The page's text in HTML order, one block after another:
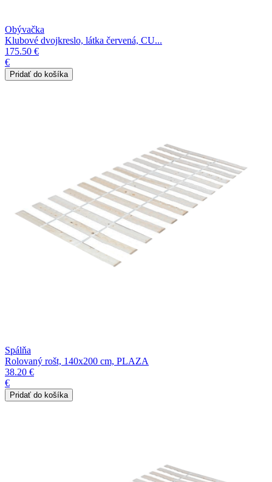
Obývačka
Klubové dvojkreslo, látka červená, CU...
175.50 €
€
Spálňa
Rolovaný rošt, 140x200 cm, PLAZA
38.20 €
€